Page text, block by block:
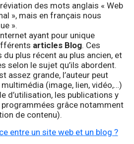
des mots anglais « Web
», mais en français nous
».
ayant pour unique
articles Blog. Ces
plus récent au plus ancien, et
selon le sujet qu’ils abordent.
assez grande, l’auteur peut
(image, lien, vidéo,…)
d’utilisation, les publications y
grâce notamment
de contenu).
entre un site web et un blog ?